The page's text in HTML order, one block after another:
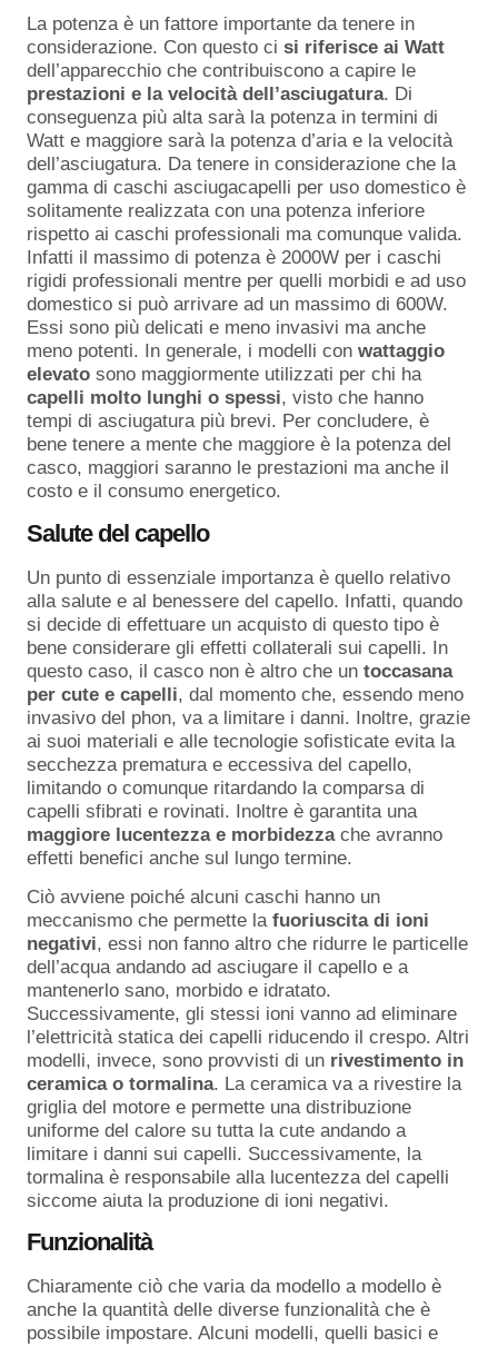
La potenza è un fattore importante da tenere in
considerazione. Con questo ci si riferisce ai Watt
dell’apparecchio che contribuiscono a capire le
prestazioni e la velocità dell’asciugatura. Di
conseguenza più alta sarà la potenza in termini di
Watt e maggiore sarà la potenza d’aria e la velocità
dell’asciugatura. Da tenere in considerazione che la
gamma di caschi asciugacapelli per uso domestico è
solitamente realizzata con una potenza inferiore
rispetto ai caschi professionali ma comunque valida.
Infatti il massimo di potenza è 2000W per i caschi
rigidi professionali mentre per quelli morbidi e ad uso
domestico si può arrivare ad un massimo di 600W.
Essi sono più delicati e meno invasivi ma anche
meno potenti. In generale, i modelli con wattaggio
elevato sono maggiormente utilizzati per chi ha
capelli molto lunghi o spessi, visto che hanno
tempi di asciugatura più brevi. Per concludere, è
bene tenere a mente che maggiore è la potenza del
casco, maggiori saranno le prestazioni ma anche il
costo e il consumo energetico.
Salute del capello
Un punto di essenziale importanza è quello relativo
alla salute e al benessere del capello. Infatti, quando
si decide di effettuare un acquisto di questo tipo è
bene considerare gli effetti collaterali sui capelli. In
questo caso, il casco non è altro che un toccasana
per cute e capelli, dal momento che, essendo meno
invasivo del phon, va a limitare i danni. Inoltre, grazie
ai suoi materiali e alle tecnologie sofisticate evita la
secchezza prematura e eccessiva del capello,
limitando o comunque ritardando la comparsa di
capelli sfibrati e rovinati. Inoltre è garantita una
maggiore lucentezza e morbidezzache avranno
effetti benefici anche sul lungo termine.
Ciò avviene poiché alcuni caschi hanno un
meccanismo che permette la fuoriuscita di ioni
negativi, essi non fanno altro che ridurre le particelle
dell’acqua andando ad asciugare il capello e a
mantenerlo sano, morbido e idratato.
Successivamente, gli stessi ioni vanno ad eliminare
l’elettricità statica dei capelli riducendo il crespo. Altri
modelli, invece, sono provvisti di un rivestimento in
ceramica o tormalina. La ceramica va a rivestire la
griglia del motore e permette una distribuzione
uniforme del calore su tutta la cute andando a
limitare i danni sui capelli. Successivamente, la
tormalina è responsabile alla lucentezza del capelli
siccome aiuta la produzione di ioni negativi.
Funzionalità
Chiaramente ciò che varia da modello a modello è
anche la quantità delle diverse funzionalità che è
possibile impostare. Alcuni modelli, quelli basici e